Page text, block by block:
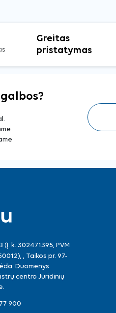
Greitas
pristatymas
(Į. k. 302471395, PVM
, Taikos pr. 97-
Duomenys
centro Juridinių
900